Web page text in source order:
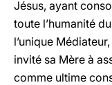
Jésus, ayant
toute l’humanité
l’unique
invité sa Mère à
comme ultime